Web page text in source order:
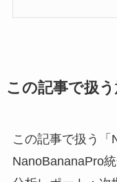
この記事で扱
この記事で扱う「
NanoBananaPro